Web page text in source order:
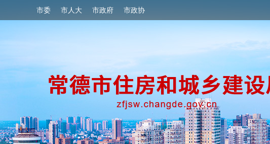
市委 市人大 市政府 市政协